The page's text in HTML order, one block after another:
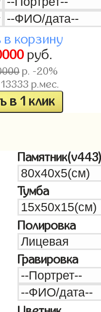
корзину
руб.
р. -20%
13333 р.мес.
в 1 клик
Тумба
Полировка
Гравировка